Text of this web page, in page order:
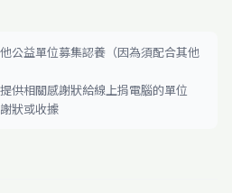
公益單位募集認養（因為須配合其他
供相關感謝狀給線上捐電腦的單位
狀或收據